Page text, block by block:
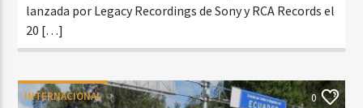
lanzada por Legacy Recordings de Sony y RCA Records el
20 […]
INTERNACIONAL 0